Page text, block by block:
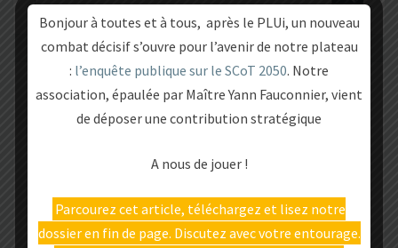
L’ASSOCIATION
Contactez-nous
Bonjour à toutes et à tous, après le PLUi, un nouveau
combat décisif s’ouvre pour l’avenir de notre plateau
: l’enquête publique sur le SCoT 2050. Notre
association, épaulée par Maître Yann Fauconnier, vient
de déposer une contribution stratégique
A nous de jouer !
Parcourez cet article, téléchargez et lisez notre
dossier en fin de page. Discutez avec votre entourage.